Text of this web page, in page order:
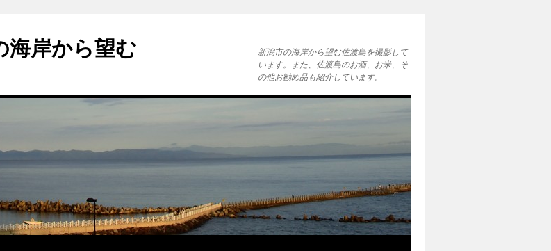
岸から望む
新潟市の海岸から望む佐渡島を撮影して
います。また、佐渡島のお酒、お米、そ
の他お勧め品も紹介しています。